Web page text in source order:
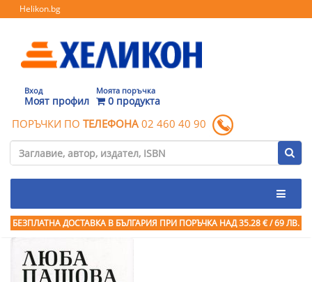
Helikon.bg
Вход
Моят профил
Моята поръчка
0 продукта
ПОРЪЧКИ ПО ТЕЛЕФОНА 02 460 40 90
БЕЗПЛАТНА ДОСТАВКА В БЪЛГАРИЯ ПРИ ПОРЪЧКА НАД 35.28 € / 69 ЛВ.